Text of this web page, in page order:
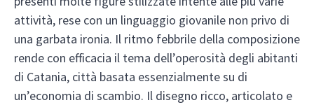
attività, rese con un linguaggio giovanile non privo di
una garbata ironia. Il ritmo febbrile della composizione
rende con efficacia il tema dell’operosità degli abitanti
di Catania, città basata essenzialmente su di
un’economia di scambio. Il disegno ricco, articolato e